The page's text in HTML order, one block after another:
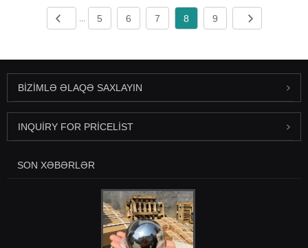
5 6 7 8 9
BIZIMLƏ ƏLAQƏ SAXLAYIN
INQUIRY FOR PRICELIST
SON XƏBƏRLƏR